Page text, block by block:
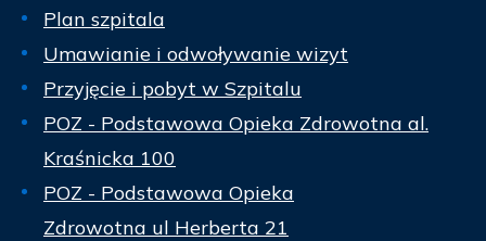
Plan szpitala
Umawianie i odwoływanie wizyt
Przyjęcie i pobyt w Szpitalu
POZ - Podstawowa Opieka Zdrowotna al.
Kraśnicka 100
POZ - Podstawowa Opieka
Zdrowotna ul Herberta 21